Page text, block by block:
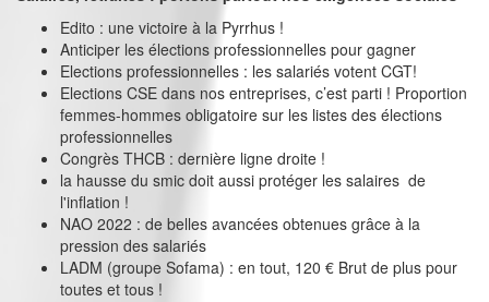
Edito : une victoire à la Pyrrhus !
Anticiper les élections professionnelles pour gagner
Elections professionnelles : les salariés votent CGT!
Elections CSE dans nos entreprises, c’est parti ! Proportion
femmes-hommes obligatoire sur les listes des élections
professionnelles
Congrès THCB : dernière ligne droite !
la hausse du smic doit aussi protéger les salaires de
l'inflation !
NAO 2022 : de belles avancées obtenues grâce à la
pression des salariés
LADM (groupe Sofama) : en tout, 120 € Brut de plus pour
toutes et tous !